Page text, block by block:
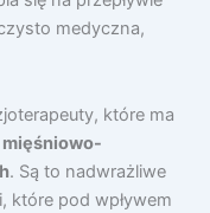
medyczna,
które ma
mięśniowo-
. Są to nadwrażliwe
które pod wpływem